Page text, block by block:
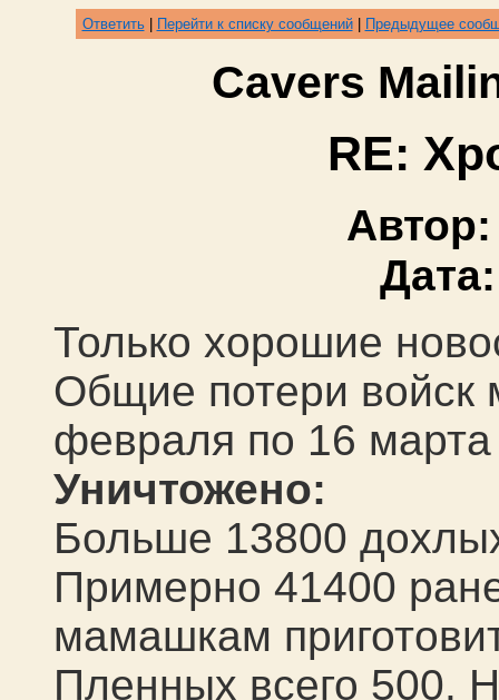
Ответить| Перейти к списку сообщений| Предыдущее
Cavers
RE:
Только хорошие
Общие потери войск
февраля по 16 марта
Уничтожено:
Больше 13800
Примерно 41400
мамашкам
Пленных всего 500.